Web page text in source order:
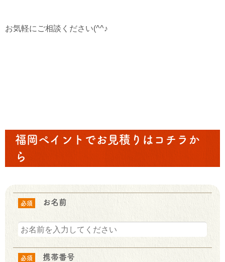
お気軽にご相談ください(^^♪
福岡ペイントでお見積りはコチラか
ら
必須 お名前
必須 携帯番号